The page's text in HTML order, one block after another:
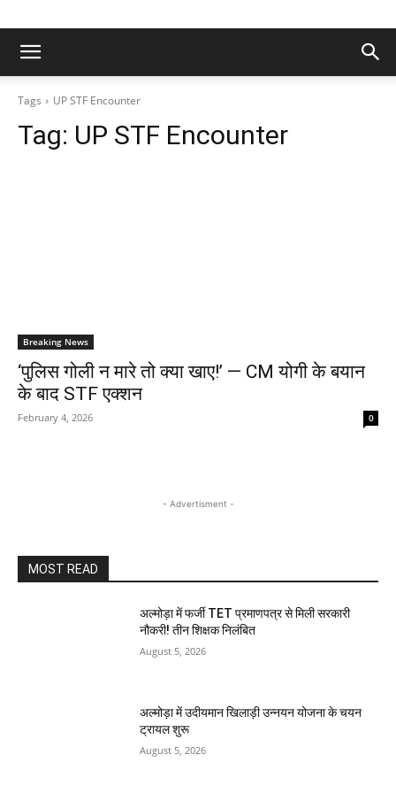
Tags UP STF Encounter
Tag: UP STF Encounter
Breaking News
‘पुलिस गोली न मारे तो क्या खाए!’ — CM योगी के बयान
के बाद STF एक्शन
February 4, 2026 0
- Advertisment -
MOST READ
अल्मोड़ा में फर्जी TET प्रमाणपत्र से मिली सरकारी
नौकरी! तीन शिक्षक निलंबित
August 5, 2026
अल्मोड़ा में उदीयमान खिलाड़ी उन्नयन योजना के चयन
ट्रायल शुरू
August 5, 2026